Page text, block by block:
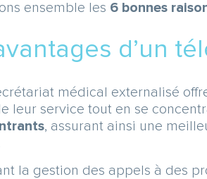
ensemble les 6 bonnes
d’un
médical externalisé
leur service tout en se
, assurant ainsi une
la gestion des appels à des